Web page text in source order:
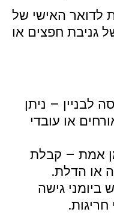
לדואר האישי של
גניבת חפצים או
לבניין – ניתן
או עובדי
אמת – קבלת
או הדלת.
ביומני גישה